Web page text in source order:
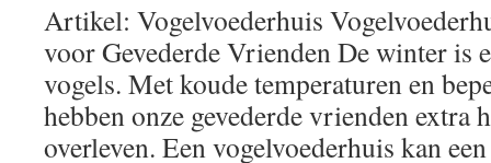
Artikel: Vogelvoederhuis
voor Gevederde Vrienden De winter is
vogels. Met koude temperaturen en
hebben onze gevederde vrienden extra
overleven. Een vogelvoederhuis kan